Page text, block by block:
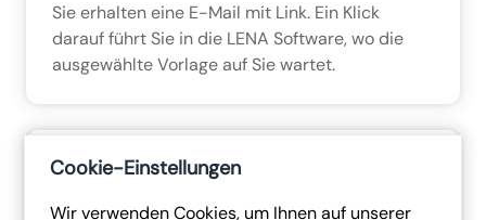
Sie erhalten eine E-Mail mit Link. Ein Klick
darauf führt Sie in die LENA Software, wo die
ausgewählte Vorlage auf Sie wartet.
Cookie-Einstellungen
Wir verwenden Cookies, um Ihnen auf unserer